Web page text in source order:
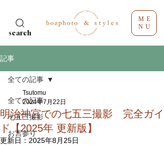
search
ME
NU
記事
全ての記事
七五三撮影
お宮参り
全ての記事
明治神宮での七五三撮影 完全ガイ
ド【2025年 更新版】
Tsutomu
2024年7月22日
更新日： 2025年8月25日